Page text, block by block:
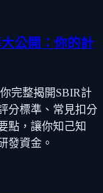
公開：你的計
完整揭開SBIR計
分標準、常見扣分
點，讓你知己知
發資金。